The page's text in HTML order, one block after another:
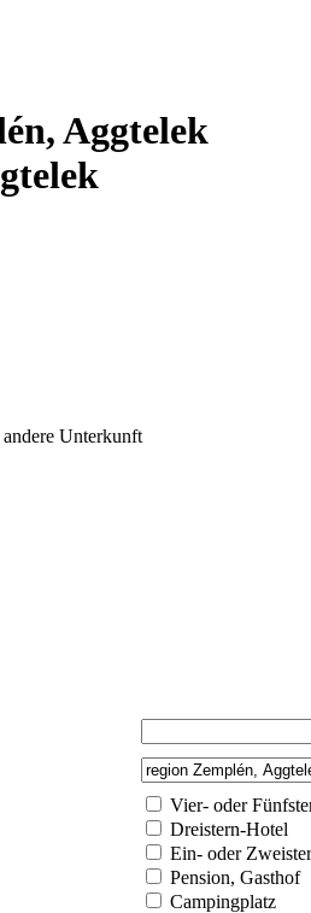
Aggtelek
Unterkunft
Vier- oder
Dreistern-Hotel
Ein- oder
Pension, Gasthof
Campingplatz